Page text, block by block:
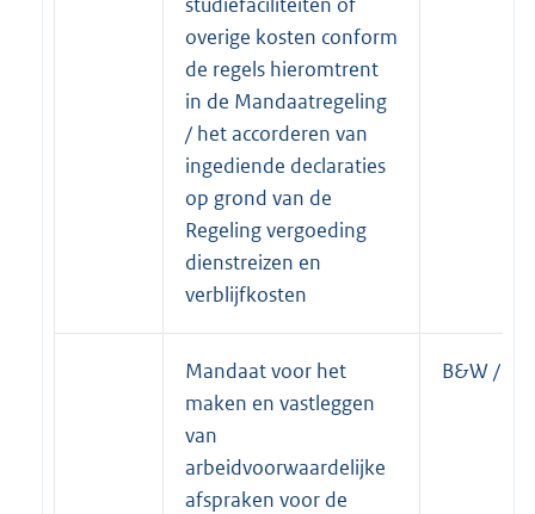
overige kosten conform
de regels hieromtrent
in de Mandaatregeling
/ het accorderen van
ingediende declaraties
op grond van de
Regeling vergoeding
dienstreizen en
verblijfkosten
Mandaat voor het
maken en vastleggen
van
arbeidvoorwaardelijke
afspraken voor de
B&W /